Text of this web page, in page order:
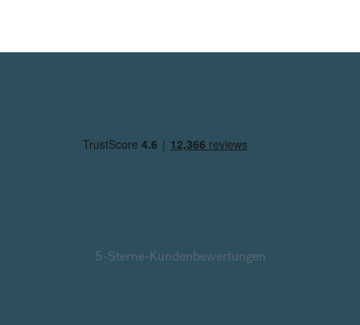
5-Sterne-Kundenbewertungen